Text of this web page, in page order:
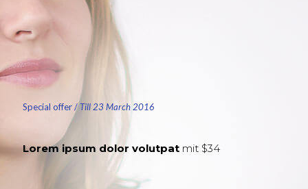
Special offer/Till 23 March 2016
Lorem ipsum dolor volutpat mit $34